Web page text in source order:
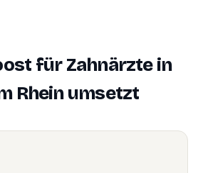
fürZahnärztein
Rheinumsetzt